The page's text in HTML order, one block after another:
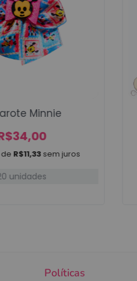
deR$11,33 sem juros
Minnie
34,00
unidades
Políticas